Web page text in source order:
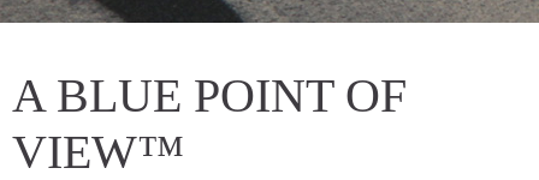
A BLUE POINT OF
VIEW™